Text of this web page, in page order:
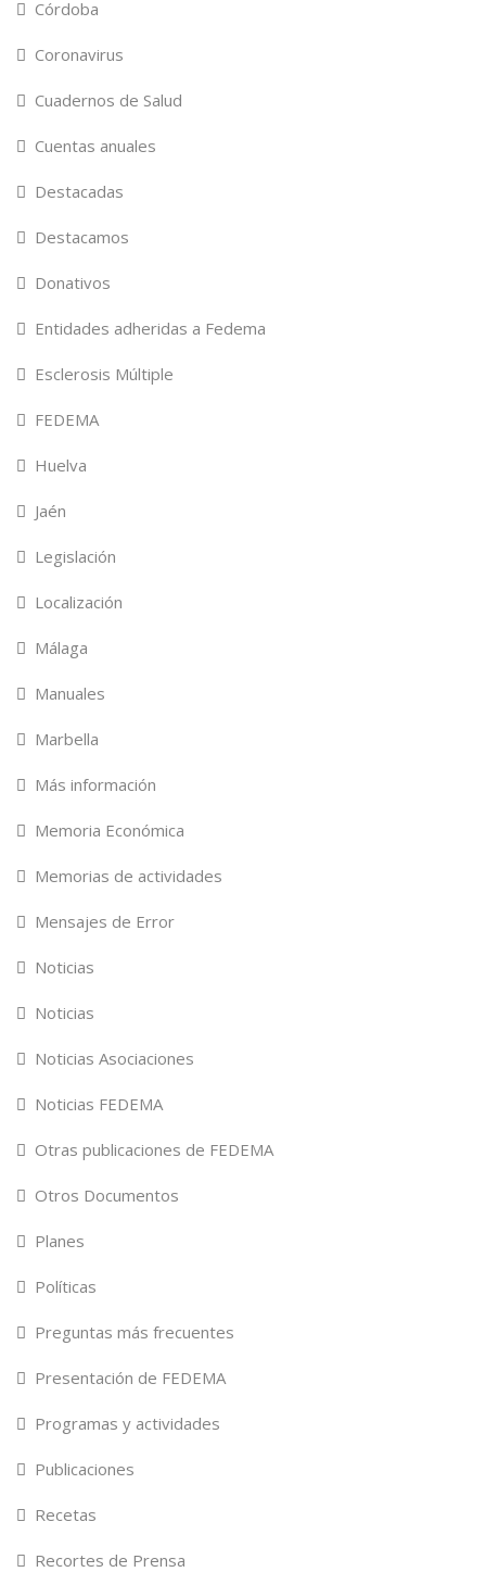
Córdoba
Coronavirus
Cuadernos de Salud
Cuentas anuales
Destacadas
Destacamos
Donativos
Entidades adheridas a Fedema
Esclerosis Múltiple
FEDEMA
Huelva
Jaén
Legislación
Localización
Málaga
Manuales
Marbella
Más información
Memoria Económica
Memorias de actividades
Mensajes de Error
Noticias
Noticias
Noticias Asociaciones
Noticias FEDEMA
Otras publicaciones de FEDEMA
Otros Documentos
Planes
Políticas
Preguntas más frecuentes
Presentación de FEDEMA
Programas y actividades
Publicaciones
Recetas
Recortes de Prensa